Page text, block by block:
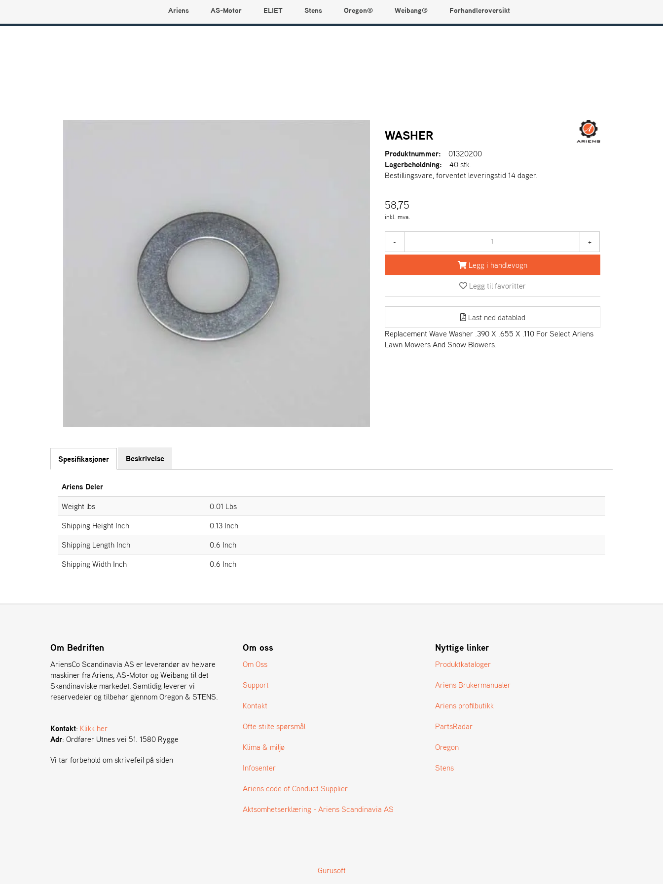
Min side
Ariens AS-Motor ELIET Stens Oregon® Weibang® Forhandleroversikt
WASHER
Produktnummer:
01320200
Lagerbeholdning:
40 stk.
Bestillingsvare, forventet leveringstid 14 dager.
58,75
inkl. mva.
- +
Legg i handlevogn
Legg til favoritter
Last ned datablad
Replacement Wave Washer .390 X .655 X .110 For Select Ariens
Lawn Mowers And Snow Blowers.
Spesifikasjoner Beskrivelse
Ariens Deler
Weight lbs
0.01 Lbs
Shipping Height Inch
0.13 Inch
Shipping Length Inch
0.6 Inch
Shipping Width Inch
0.6 Inch
Om Bedriften
AriensCo Scandinavia AS er leverandør av helvare
maskiner fra Ariens, AS-Motor og Weibang til det
Skandinaviske markedet. Samtidig leverer vi
reservedeler og tilbehør gjennom Oregon & STENS.
Kontakt: Klikk her
Adr: Ordfører Utnes vei 51. 1580 Rygge
Vi tar forbehold om skrivefeil på siden
Om oss
Om Oss
Support
Kontakt
Ofte stilte spørsmål
Klima & miljø
Infosenter
Ariens code of Conduct Supplier
Aktsomhetserklæring - Ariens Scandinavia AS
Nyttige linker
Produktkataloger
Ariens Brukermanualer
Ariens profilbutikk
PartsRadar
Oregon
Stens
Gurusoft